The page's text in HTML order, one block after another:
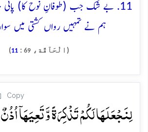
11. بے شک جب (طوفانِ نوح کا) پانی
ہم نے تمہیں رواں کشتی میں
(الْحَآقَّة، 69
:
11
)
Copy
لِنَجۡعَلَہَا لَکُمۡ تَذۡکِرَۃً وَّ تَعِیَہَاۤ اُذُنٌ